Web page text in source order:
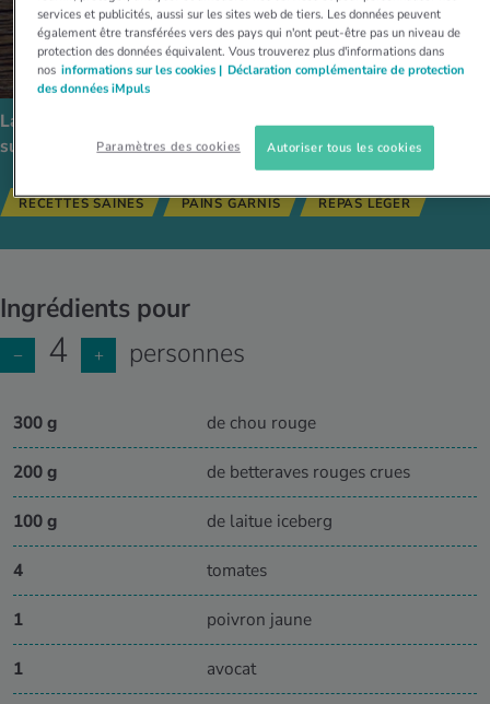
La recette est compatible avec les régimes alimentaires
suivants:
RECETTES SAINES PAINS GARNIS REPAS LÉGER
Ingrédients pour
− 4 + personnes
300 g de chou rouge
200 g de betteraves rouges crues
100 g de laitue iceberg
4 tomates
1 poivron jaune
1 avocat
services et publicités, aussi sur les sites web de tiers. Les données peuvent
également être transférées vers des pays qui n'ont peut-être pas un niveau de
protection des données équivalent. Vous trouverez plus d'informations dans
nos informations sur les cookies | Déclaration complémentaire de protection
des données iMpuls
Paramètres des cookies Autoriser tous les cookies